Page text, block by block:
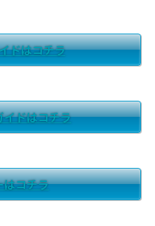
ドはコチラ
ドはコチラ
はコチラ